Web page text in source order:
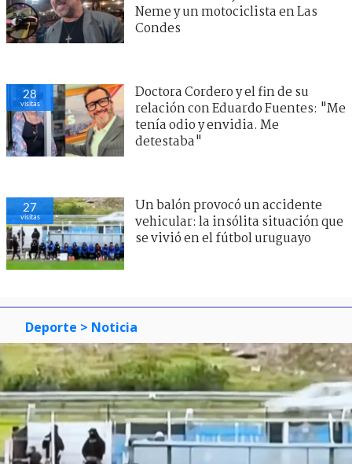
Neme y un motociclista en Las
Condes
28
visitas
Doctora Cordero y el fin de su
relación con Eduardo Fuentes: "Me
tenía odio y envidia. Me
detestaba"
27
visitas
Un balón provocó un accidente
vehicular: la insólita situación que
se vivió en el fútbol uruguayo
Deporte > Noticia